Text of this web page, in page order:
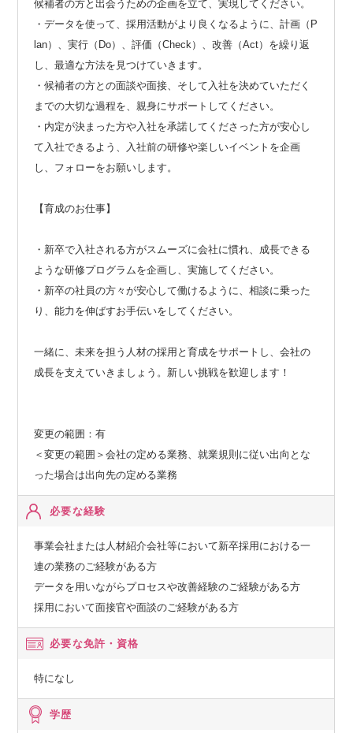
候補者の方と出会うための企画を立て、実現してください。
・データを使って、採用活動がより良くなるように、計画（P
lan）、実行（Do）、評価（Check）、改善（Act）を繰り返
し、最適な方法を見つけていきます。
・候補者の方との面談や面接、そして入社を決めていただく
までの大切な過程を、親身にサポートしてください。
・内定が決まった方や入社を承諾してくださった方が安心し
て入社できるよう、入社前の研修や楽しいイベントを企画
し、フォローをお願いします。
【育成のお仕事】
・新卒で入社される方がスムーズに会社に慣れ、成長できる
ような研修プログラムを企画し、実施してください。
・新卒の社員の方々が安心して働けるように、相談に乗った
り、能力を伸ばすお手伝いをしてください。
一緒に、未来を担う人材の採用と育成をサポートし、会社の
成長を支えていきましょう。新しい挑戦を歓迎します！
変更の範囲：有
＜変更の範囲＞会社の定める業務、就業規則に従い出向とな
った場合は出向先の定める業務
必要な経験
事業会社または人材紹介会社等において新卒採用における一
連の業務のご経験がある方
データを用いながらプロセスや改善経験のご経験がある方
採用において面接官や面談のご経験がある方
必要な免許・資格
特になし
学歴